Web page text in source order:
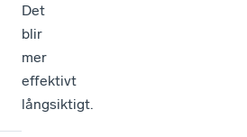
Det
blir
mer
effektivt
långsiktigt.